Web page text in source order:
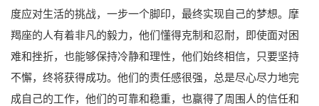
度应对生活的挑战，一步一个脚印，最终实现自己的梦想。摩
羯座的人有着非凡的毅力，他们懂得克制和忍耐，即使面对困
难和挫折，也能够保持冷静和理性，他们始终相信，只要坚持
不懈，终将获得成功。他们的责任感很强，总是尽心尽力地完
成自己的工作，他们的可靠和稳重，也赢得了周围人的信任和